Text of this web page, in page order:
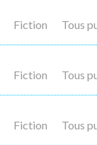
Fiction Tous
Fiction Tous
Fiction Tous